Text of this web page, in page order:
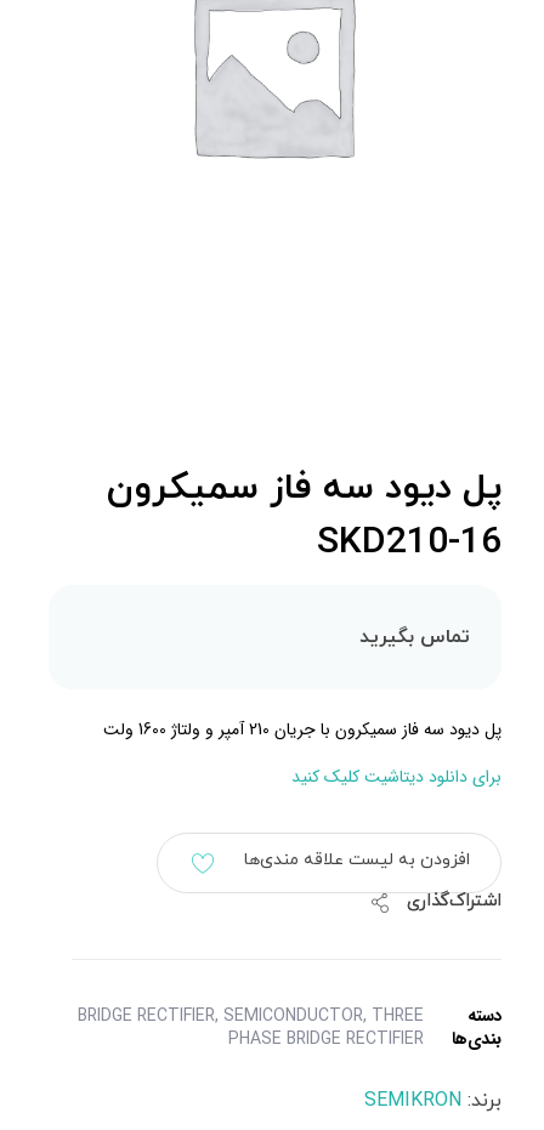
پل دیود سه فاز سمیکرون
SKD210-16
تماس بگیرید
پل دیود سه فاز سمیکرون با جریان 210 آمپر و ولتاژ 1600 ولت
برای دانلود دیتاشیت کلیک کنید
افزودن به لیست علاقه مندی‌ها
اشتراک‌گذاری
دسته
بندی‌ها
BRIDGE RECTIFIER, SEMICONDUCTOR, THREE
PHASE BRIDGE RECTIFIER
برند: SEMIKRON